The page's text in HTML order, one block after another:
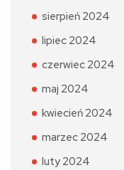
sierpień 2024
lipiec 2024
czerwiec 2024
maj 2024
kwiecień 2024
marzec 2024
luty 2024